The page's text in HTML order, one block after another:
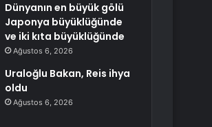
Dünyanın en büyük gölü
Japonya büyüklüğünde
ve iki kıta büyüklüğünde
Ağustos 6, 2026
Uraloğlu Bakan, Reis ihya
oldu
Ağustos 6, 2026